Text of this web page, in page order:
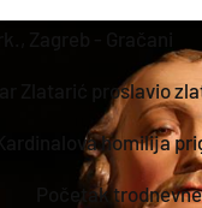
Zagreb - Gračani
Zlatarić proslavio
Kardinalova homilija
Početak